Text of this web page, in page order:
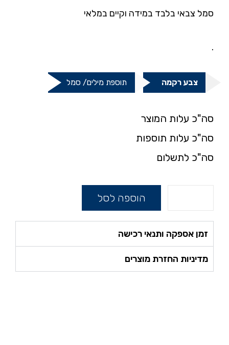
סמל צבאי בלבד במידה וקיים במלאי
.
צבע רקמה תוספת מילים/ סמל
סה"כ עלות המוצר
סה"כ עלות תוספות
סה"כ לתשלום
הוספה לסל
זמן אספקה ותנאי רכישה
מדיניות החזרת מוצרים